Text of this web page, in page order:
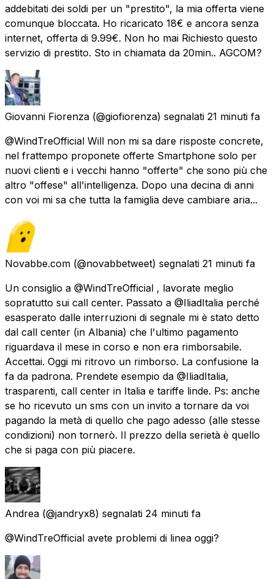
addebitati dei soldi per un "prestito", la mia offerta viene
comunque bloccata. Ho ricaricato 18€ e ancora senza
internet, offerta di 9.99€. Non ho mai Richiesto questo
servizio di prestito. Sto in chiamata da 20min.. AGCOM?
Giovanni Fiorenza (@giofiorenza) segnalati 21 minuti fa
@WindTreOfficial Will non mi sa dare risposte concrete,
nel frattempo proponete offerte Smartphone solo per
nuovi clienti e i vecchi hanno "offerte" che sono più che
altro "offese" all'intelligenza. Dopo una decina di anni
con voi mi sa che tutta la famiglia deve cambiare aria...
Novabbe.com (@novabbetweet) segnalati 21 minuti fa
Un consiglio a @WindTreOfficial , lavorate meglio
sopratutto sui call center. Passato a @IliadItalia perché
esasperato dalle interruzioni di segnale mi è stato detto
dal call center (in Albania) che l'ultimo pagamento
riguardava il mese in corso e non era rimborsabile.
Accettai. Oggi mi ritrovo un rimborso. La confusione la
fa da padrona. Prendete esempio da @IliadItalia,
trasparenti, call center in Italia e tariffe linde. Ps: anche
se ho ricevuto un sms con un invito a tornare da voi
pagando la metà di quello che pago adesso (alle stesse
condizioni) non tornerò. Il prezzo della serietà è quello
che si paga con più piacere.
Andrea (@jandryx8) segnalati 24 minuti fa
@WindTreOfficial avete problemi di linea oggi?